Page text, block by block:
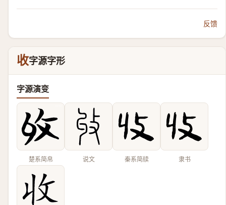
反馈
收字源字形
字源演变
楚系简帛 说文 秦系简牍 隶书